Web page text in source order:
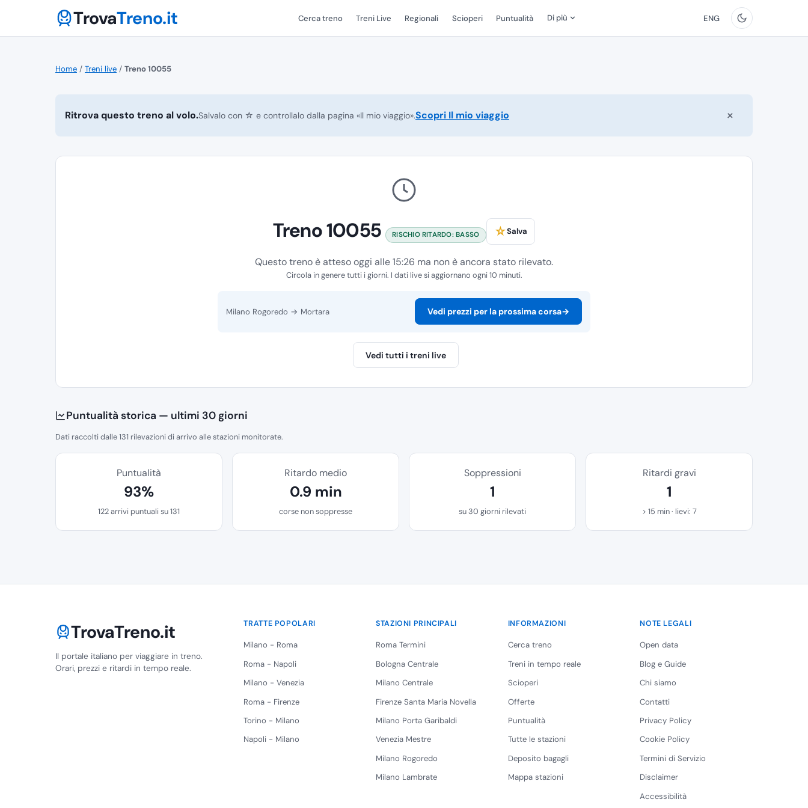
TrovaTreno.it Cerca treno Treni Live Regionali Scioperi Puntualità Di più ENG
Home / Treni live / Treno 10055
Ritrova questo treno al volo.Salvalo con ☆ e controllalo dalla pagina «Il mio viaggio».Scopri Il mio viaggio ×
Treno 10055 RISCHIO RITARDO: BASSO ☆Salva
Questo treno è atteso oggi alle 15:26 ma non è ancora stato rilevato.
Circola in genere tutti i giorni. I dati live si aggiornano ogni 10 minuti.
Milano Rogoredo → Mortara Vedi prezzi per la prossima corsa→
Vedi tutti i treni live
Puntualità storica — ultimi 30 giorni
Dati raccolti dalle 131 rilevazioni di arrivo alle stazioni monitorate.
Puntualità
93%
122 arrivi puntuali su 131
Ritardo medio
0.9 min
corse non soppresse
Soppressioni
1
su 30 giorni rilevati
Ritardi gravi
1
> 15 min · lievi: 7
TrovaTreno.it
Il portale italiano per viaggiare in treno.
Orari, prezzi e ritardi in tempo reale.
TRATTE POPOLARI
Milano - Roma
Roma - Napoli
Milano - Venezia
Roma - Firenze
Torino - Milano
Napoli - Milano
STAZIONI PRINCIPALI
Roma Termini
Bologna Centrale
Milano Centrale
Firenze Santa Maria Novella
Milano Porta Garibaldi
Venezia Mestre
Milano Rogoredo
Milano Lambrate
INFORMAZIONI
Cerca treno
Treni in tempo reale
Scioperi
Offerte
Puntualità
Tutte le stazioni
Deposito bagagli
Mappa stazioni
NOTE LEGALI
Open data
Blog e Guide
Chi siamo
Contatti
Privacy Policy
Cookie Policy
Termini di Servizio
Disclaimer
Accessibilità